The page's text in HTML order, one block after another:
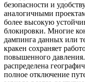
безопасности и
аналогичными
более высокую
блокировки. Многие
дампинга данных или
кракен сохраняет
повышенного
распределена
полное отключение